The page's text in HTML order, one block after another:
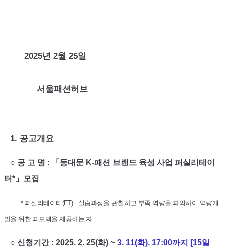
2025년 2월 25일
서울패션허브
1. 공고개요
○ 공 고 명 : 「 동대문 K-패션 브랜드 육성 사업 퍼실리테이
터* 」 모집
* 퍼실리테이터(FT) : 실습과정을 관찰하고 부족 역량을 파악하여 역량개
발을 위한 피드백을 제공하는 자
○ 신청기간 : 2025. 2. 25(화) ~ 3. 11(화), 17:00까지 [15일